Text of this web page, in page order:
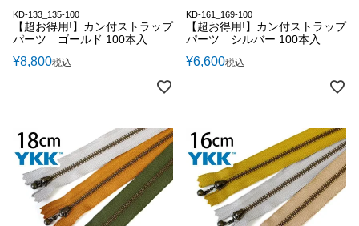
KD-133_135-100
【超お得用!】カン付ストラップ
パーツ ゴールド 100本入
¥8,800税込
KD-161_169-100
【超お得用!】カン付ストラップ
パーツ シルバー 100本入
¥6,600税込